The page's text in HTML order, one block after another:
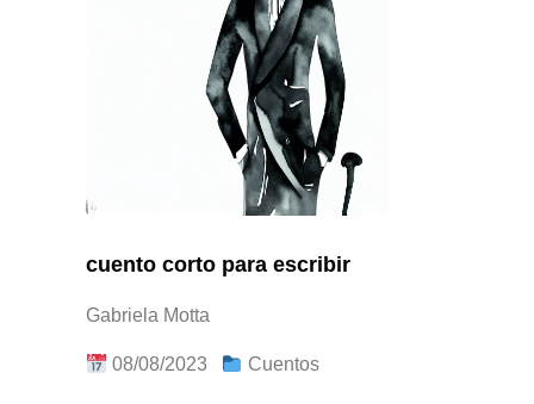
cuento corto para escribir
Gabriela Motta
08/08/2023 Cuentos